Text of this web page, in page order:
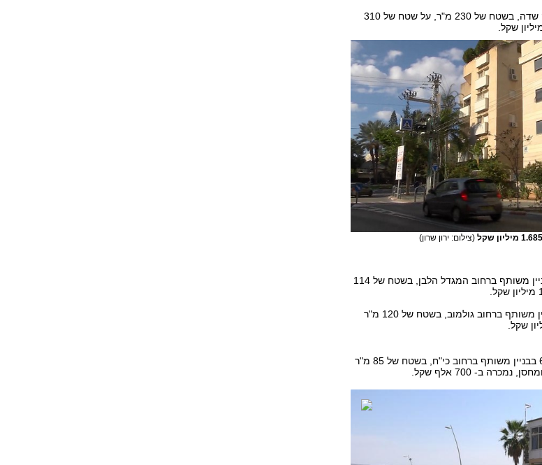
דו משפחתי עם 6 חדרים ברחוב יצחק שדה, בשטח של 230 מ"ר, על שטח של 310
(צילום: ירון שרון)
דירת 4 חדרים בקומה 1 מתוך 18 בבניין משותף ברחוב המגדל הלבן, בשטח של 114
דירת 4 חדרים בקומה 6 מתוך 9 בבניין משותף ברחוב גולמוב, בשטח של 120 מ"ר
דירת 3 חדרים בקומה אחרונה מתוך 6 בבניין משותף ברחוב כי"ח, בשטח של 85 מ"ר